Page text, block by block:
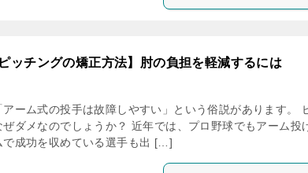
ッチングの矯正方法】肘の負担を軽減するには
ーム式の投手は故障しやすい」という俗説があります。
ダメなのでしょうか？ 近年では、プロ野球でもアーム投
で成功を収めている選手も出 […]